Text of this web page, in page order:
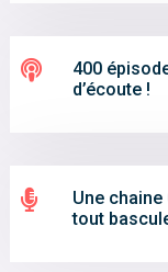

400
d’écoute !

Une
tout